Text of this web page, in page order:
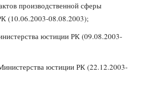
производственной сферы
(10.06.2003-08.08.2003);
юстиции РК (09.08.2003-
юстиции РК (22.12.2003-